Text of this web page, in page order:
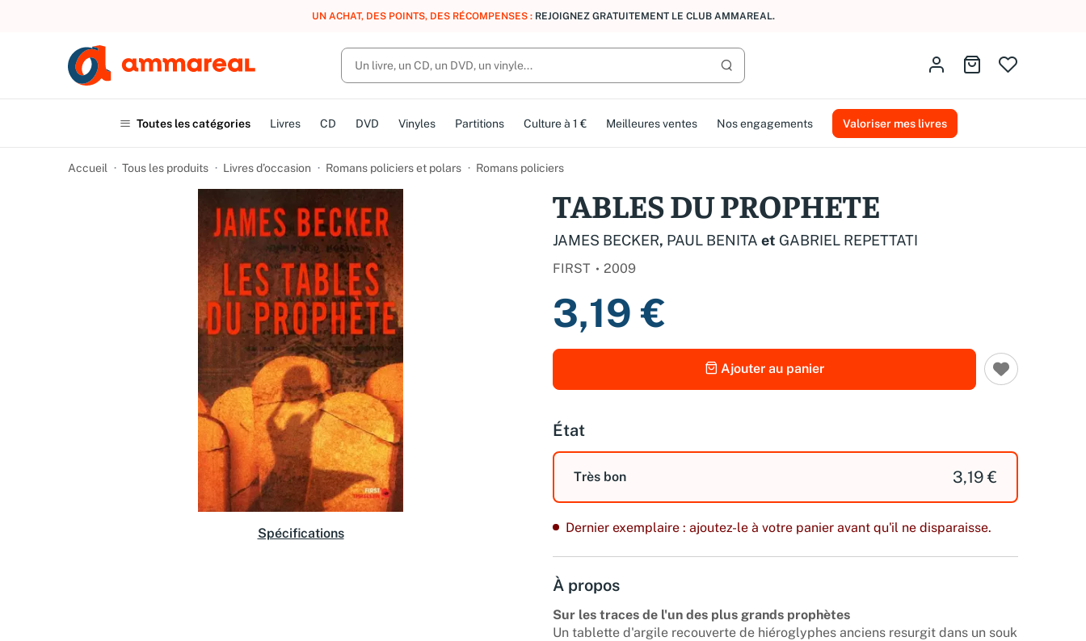
LIVRAISON GRATUITE DÈS 10 € D'ACHAT EN FRANCE MÉTROPOLITAINE AVEC MONDIAL RELAY.
Lancer la recherche
Identifiez-vousAller au panier
Toutes les catégories Livres CD DVD Vinyles Partitions Culture à 1 € Meilleures ventes Nos engagements Valoriser mes livres
Accueil Tous les produits Livres d’occasion Romans policiers et polars Romans policiers
Spécifications
TABLES DU PROPHETE
JAMES BECKER, PAUL BENITA et GABRIEL REPETTATI
FIRST 2009
3,19 €
Ajouter au panier
État
Très bon 3,19 €
Dernier exemplaire : ajoutez-le à votre panier avant qu'il ne disparaisse.
À propos
Sur les traces de l'un des plus grands prophètes
Un tablette d'argile recouverte de hiéroglyphes anciens resurgit dans un souk